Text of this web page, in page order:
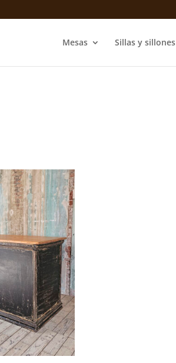
Mesas Sillas y sillones